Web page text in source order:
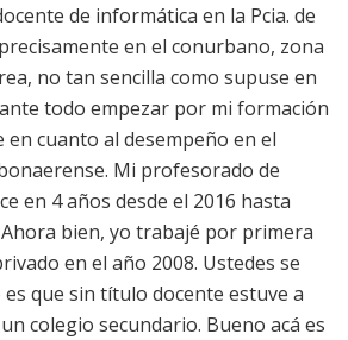
de informática en la Pcia. de
en el conurbano, zona
no tan sencilla como supuse en
todo empezar por mi formación
en cuanto al desempeño en el
Mi profesorado de
en 4 años desde el 2016 hasta
bien, yo trabajé por primera
en el año 2008. Ustedes se
que sin título docente estuve a
colegio secundario. Bueno acá es